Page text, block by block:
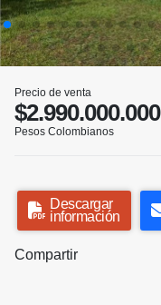
Precio de venta
$2.990.000.000
Pesos Colombianos
Descargar
información
Compartir